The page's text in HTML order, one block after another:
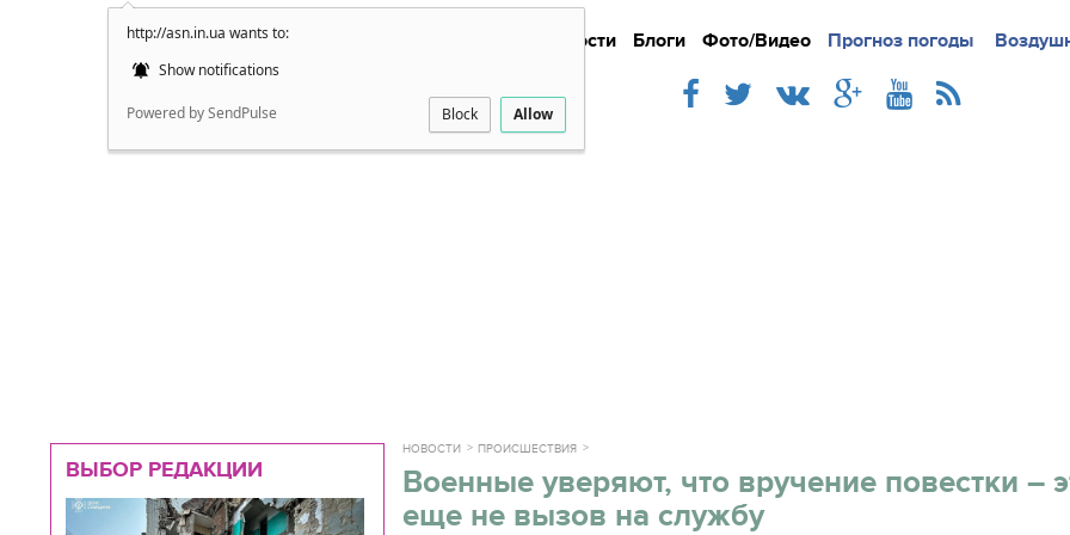
http://asn.in.ua wants to:
Show notifications
Powered by SendPulse Block Allow
Новости Блоги Фото/Видео Прогноз погоды
Подробно Новости
ВЫБОР РЕДАКЦИИ
НОВОСТИ ПРОИСШЕСТВИЯ
Военные уверяют, что вручение повестки –
еще не вызов на службу